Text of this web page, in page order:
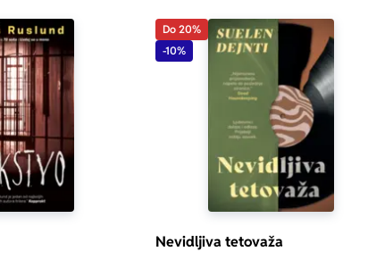
Do 20%
-10%
Nevidljiva tetovaža